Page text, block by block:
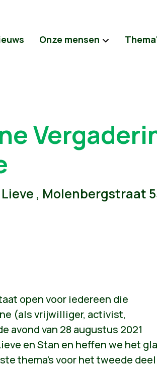
Onze mensen
Lieve , Molenbergstraat
open voor iedereen die
(als vrijwilliger, activist,
avond van 28 augustus 2021
en Stan en heffen we het
thema's voor het tweede deel